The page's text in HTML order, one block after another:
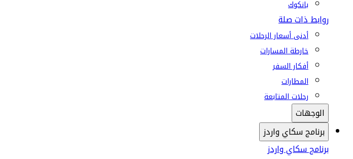
بانكوك
روابط ذات صلة
أدنى أسعار الرحلات
خارطة المسارات
أفكار السفر
المطارات
رحلات المتابعة
الوجهات
برنامج سكاي واردز
برنامج سكاي واردز